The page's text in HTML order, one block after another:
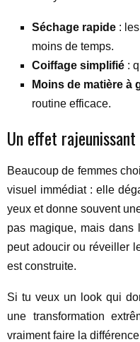
Séchage rapide :
moins de temps.
Coiffage simplifié :
Moins de matière à
routine efficace.
Un effet
Beaucoup de femmes
visuel immédiat : elle
yeux et donne souvent
pas magique, mais dans
peut adoucir ou réveiller
est construite.
Si tu veux un look qui
une transformation
vraiment faire la